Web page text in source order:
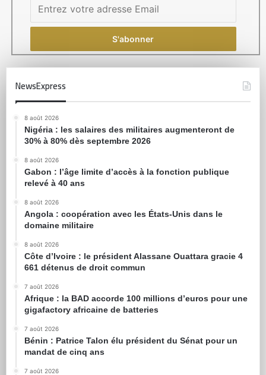
NewsExpress
8 août 2026
Nigéria : les salaires des militaires augmenteront de
30% à 80% dès septembre 2026
8 août 2026
Gabon : l’âge limite d’accès à la fonction publique
relevé à 40 ans
8 août 2026
Angola : coopération avec les États-Unis dans le
domaine militaire
8 août 2026
Côte d’Ivoire : le président Alassane Ouattara gracie 4
661 détenus de droit commun
7 août 2026
Afrique : la BAD accorde 100 millions d’euros pour une
gigafactory africaine de batteries
7 août 2026
Bénin : Patrice Talon élu président du Sénat pour un
mandat de cinq ans
7 août 2026